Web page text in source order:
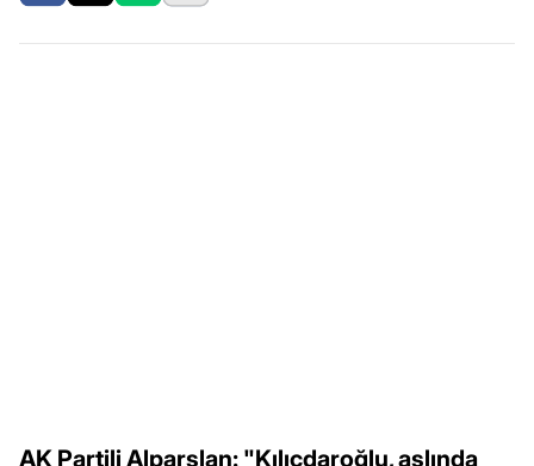
AK Partili Alparslan: "Kılıçdaroğlu, aslında